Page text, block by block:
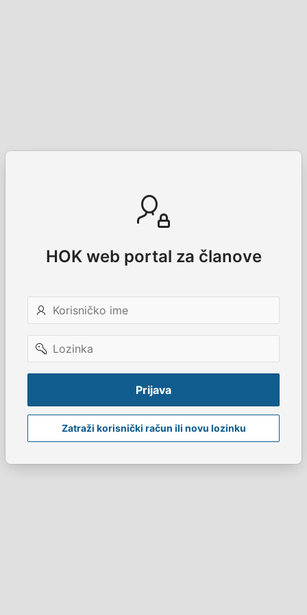
HOK web portal za članove
Korisničko
ime
Lozinka
Prijava
Zatraži korisnički račun ili novu lozinku